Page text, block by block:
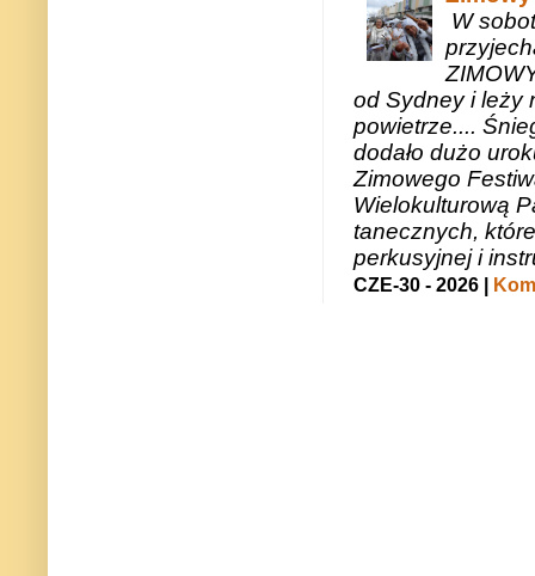
W
od Sydney i leży
powietrze....
dodało dużo
Zimowego
Wielokulturową
tanecznych,
perkusyjnej i
CZE-30 - 2026 |